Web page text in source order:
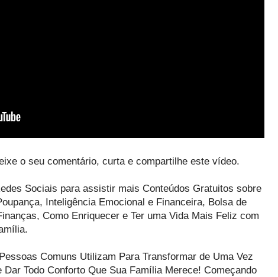
o seu comentário, curta e compartilhe este vídeo.
Sociais para assistir mais Conteúdos Gratuitos sobre
Inteligência Emocional e Financeira, Bolsa de
Como Enriquecer e Ter uma Vida Mais Feliz com
Comuns Utilizam Para Transformar de Uma Vez
Todo Conforto Que Sua Família Merece! Começando